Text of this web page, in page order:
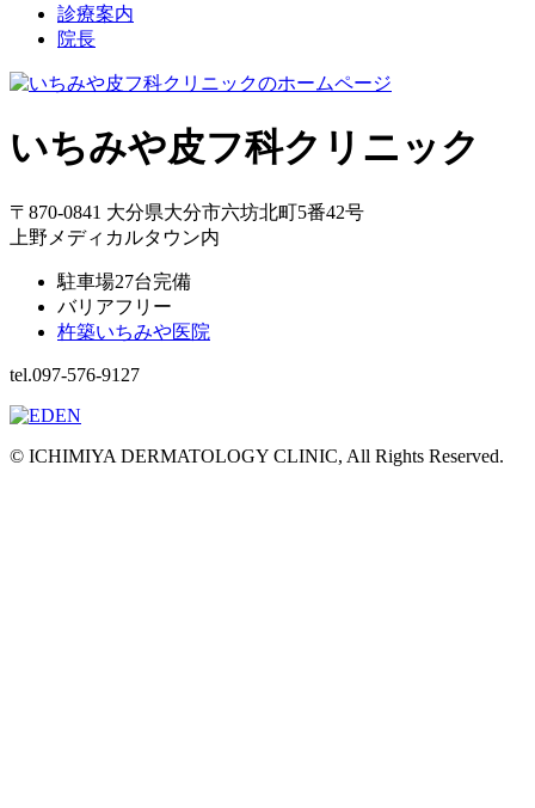
診療案内
院長
いちみや皮フ科クリニック
〒870-0841 大分県大分市六坊北町5番42号
上野メディカルタウン内
駐車場27台完備
バリアフリー
杵築いちみや医院
tel.097-576-9127
© ICHIMIYA DERMATOLOGY CLINIC, All Rights Reserved.